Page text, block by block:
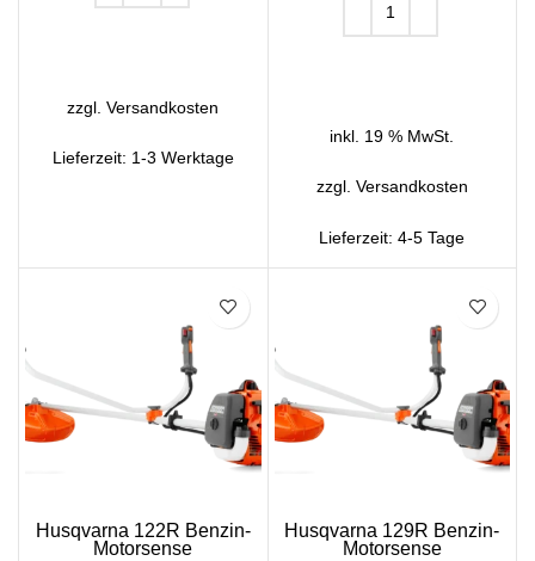
zzgl.Versandkosten
Lieferzeit: 1-3 Werktage
inkl. 19 % MwSt.
zzgl. Versandkosten
Lieferzeit:4-5 Tage
Husqvarna 122R Benzin-
Motorsense
Husqvarna 129R Benzin-
Motorsense